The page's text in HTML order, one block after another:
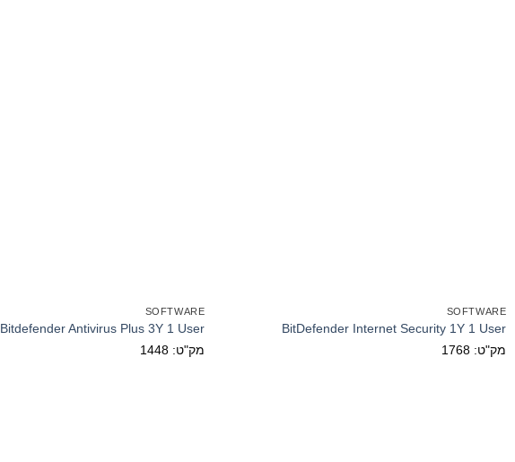
SOFTWARE
BitDefender Internet Security 1Y 1 User
מק"ט: 1768
SOFTWARE
Bitdefender Antivirus Plus 3Y 1 User
מק"ט: 1448